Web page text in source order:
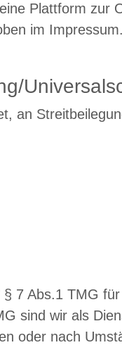
Plattform zur
im Impressum.
an
7 Abs.1 TMG
sind wir als
oder nach